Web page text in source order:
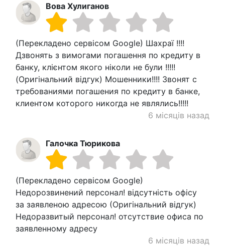
Вова Хулиганов
(Перекладено сервісом Google) Шахраї !!!!
Дзвонять з вимогами погашення по кредиту в
банку, клієнтом якого ніколи не були !!!!!
(Оригінальний відгук) Мошенники!!!! Звонят с
требованиями погашения по кредиту в банке,
клиентом которого никогда не являлись!!!!!
6 місяців назад
Галочка Тюрикова
(Перекладено сервісом Google)
Недорозвинений персонал! відсутність офісу
за заявленою адресою (Оригінальний відгук)
Недоразвитый персонал! отсутствие офиса по
заявленному адресу
6 місяців назад